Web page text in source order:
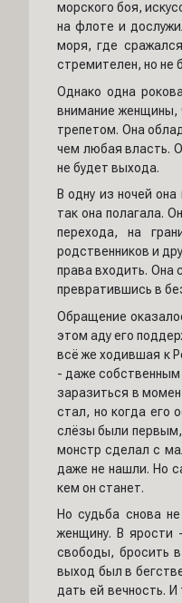
морского боя,
на флоте и
моря, где
стремителен, но не
Однако одна
внимание женщины,
трепетом. Она
чем любая власть.
не будет выхода.
В одну из ночей
так она полагала.
перехода, на
родственников и
права входить. Она
превратившись в
Обращение
этом аду его
всё же ходившая к
- даже собственным
заразиться в
стал, но когда его
слёзы были первым,
монстр сделал с
даже не нашли. Но
кем он станет.
Но судьба снова
женщину. В ярости
свободы, бросить
выход был в
дать ей вечность.